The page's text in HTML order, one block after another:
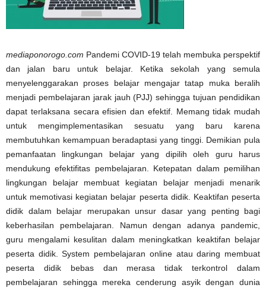
mediaponorogo.com Pandemi COVID-19 telah membuka perspektif
dan jalan baru untuk belajar. Ketika sekolah yang semula
menyelenggarakan proses belajar mengajar tatap muka beralih
menjadi pembelajaran jarak jauh (PJJ) sehingga tujuan pendidikan
dapat terlaksana secara efisien dan efektif. Memang tidak mudah
untuk mengimplementasikan sesuatu yang baru karena
membutuhkan kemampuan beradaptasi yang tinggi. Demikian pula
pemanfaatan lingkungan belajar yang dipilih oleh guru harus
mendukung efektifitas pembelajaran. Ketepatan dalam pemilihan
lingkungan belajar membuat kegiatan belajar menjadi menarik
untuk memotivasi kegiatan belajar peserta didik. Keaktifan peserta
didik dalam belajar merupakan unsur dasar yang penting bagi
keberhasilan pembelajaran. Namun dengan adanya pandemic,
guru mengalami kesulitan dalam meningkatkan keaktifan belajar
peserta didik. System pembelajaran online atau daring membuat
peserta didik bebas dan merasa tidak terkontrol dalam
pembelajaran sehingga mereka cenderung asyik dengan dunia